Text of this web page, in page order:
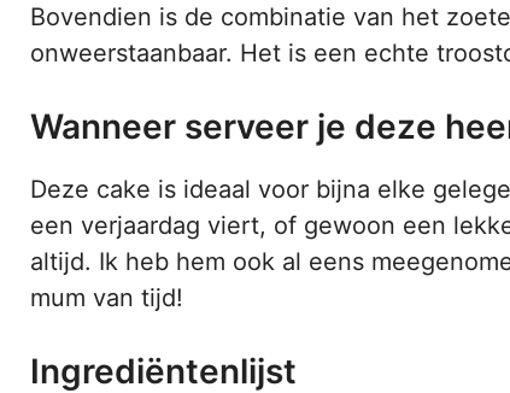
Bovendien is de combinatie van het
onweerstaanbaar. Het is een echte
Wanneer serveer je deze
Deze cake is ideaal voor bijna elke
een verjaardag viert, of gewoon een
altijd. Ik heb hem ook al eens
mum van tijd!
Ingrediëntenlijst